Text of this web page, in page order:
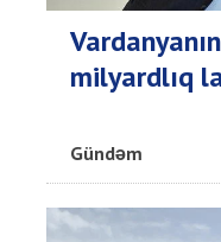
milyardlıq
Gündəm